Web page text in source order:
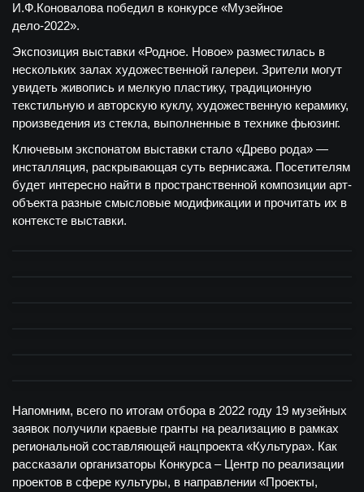
И.Ф.Коновалова победил в конкурсе «Музейное
дело-2022».
Экспозиция выставки «Родное. Новое» разместилась в
нескольких залах художественной галереи. Зрители могут
увидеть живопись и мелкую пластику, традиционную
текстильную и авторскую куклу, художественную керамику,
произведения из стекла, выполненные в технике фьюзинг.
Ключевым экспонатом выставки стало «Древо рода» —
инсталляция, раскрывающая суть вернисажа. Посетителям
будет интересно найти в пространственной композиции арт-
объекта разные смысловые модификации и прочитать их в
контексте выставки.
Напомним, всего по итогам отбора в 2022 году 19 музейных
заявок получили краевые гранты на реализацию в рамках
региональной составляющей нацпроекта «Культура». Как
рассказали организаторы Конкурса – Центр по реализации
проектов в сфере культуры, в направлении «Проекты,